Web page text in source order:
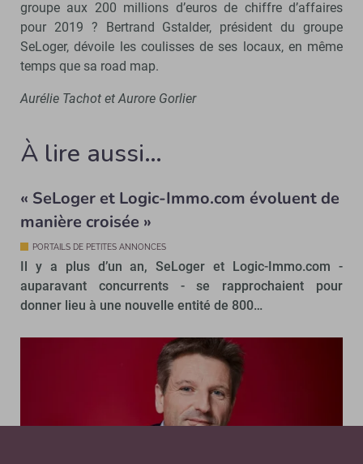
groupe aux 200 millions d’euros de chiffre d’affaires
pour 2019 ? Bertrand Gstalder, président du groupe
SeLoger, dévoile les coulisses de ses locaux, en même
temps que sa road map.
Aurélie Tachot et Aurore Gorlier
À lire aussi…
« SeLoger et Logic-Immo.com évoluent de
manière croisée »
PORTAILS DE PETITES ANNONCES
Il y a plus d’un an, SeLoger et Logic-Immo.com -
auparavant concurrents - se rapprochaient pour
donner lieu à une nouvelle entité de 800…